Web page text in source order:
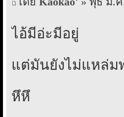
ไอ้มีอ่ะมีอยู่
แต่มันยังไม่แหล่ม
หึหึ